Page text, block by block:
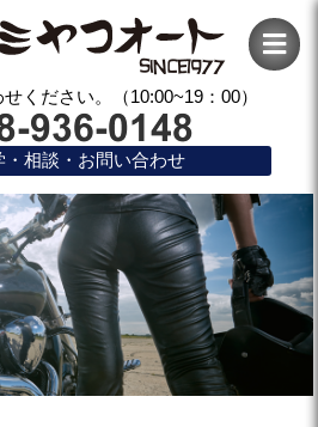
ください。（10:00~19：00）
・相談・お問い合わせ